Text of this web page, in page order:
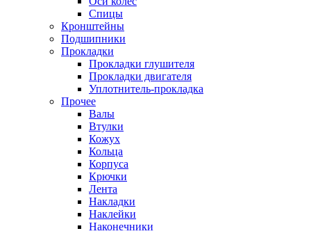
Спицы
Кронштейны
Подшипники
Прокладки
Прокладки глушителя
Прокладки двигателя
Уплотнитель-прокладка
Прочее
Валы
Втулки
Кожух
Кольца
Корпуса
Крючки
Лента
Накладки
Наклейки
Наконечники